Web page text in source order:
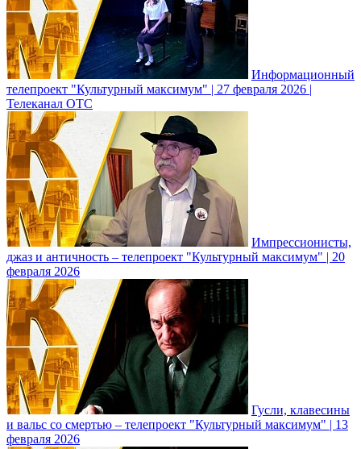
Информационный
телепроект "Культурный максимум" | 27 февраля 2026 |
Телеканал ОТС
Импрессионисты,
джаз и античность – телепроект "Культурный максимум" | 20
февраля 2026
Гусли, клавесины
и вальс со смертью – телепроект "Культурный максимум" | 13
февраля 2026